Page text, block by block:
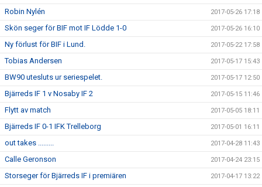
Robin Nylén 2017-05-26 17:18
Skön seger för BIF mot IF Lödde 1-0 2017-05-26 16:10
Ny förlust för BIF i Lund. 2017-05-22 17:58
Tobias Andersen 2017-05-17 15:43
BW90 utesluts ur seriespelet. 2017-05-17 12:50
Bjärreds IF 1 v Nosaby IF 2 2017-05-15 11:46
Flytt av match 2017-05-05 18:11
Bjärreds IF 0-1 IFK Trelleborg 2017-05-01 16:11
out takes ......... 2017-04-28 11:43
Calle Geronson 2017-04-24 23:15
Storseger för Bjärreds IF i premiären 2017-04-17 13:22